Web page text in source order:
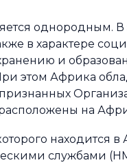
однородным. В
в характере
и
этом Африка
признанных
на
находится в
службами